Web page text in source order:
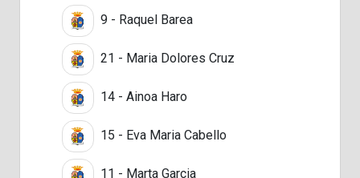
9 - Raquel Barea
21 - Maria Dolores Cruz
14 - Ainoa Haro
15 - Eva Maria Cabello
11 - Marta Garcia